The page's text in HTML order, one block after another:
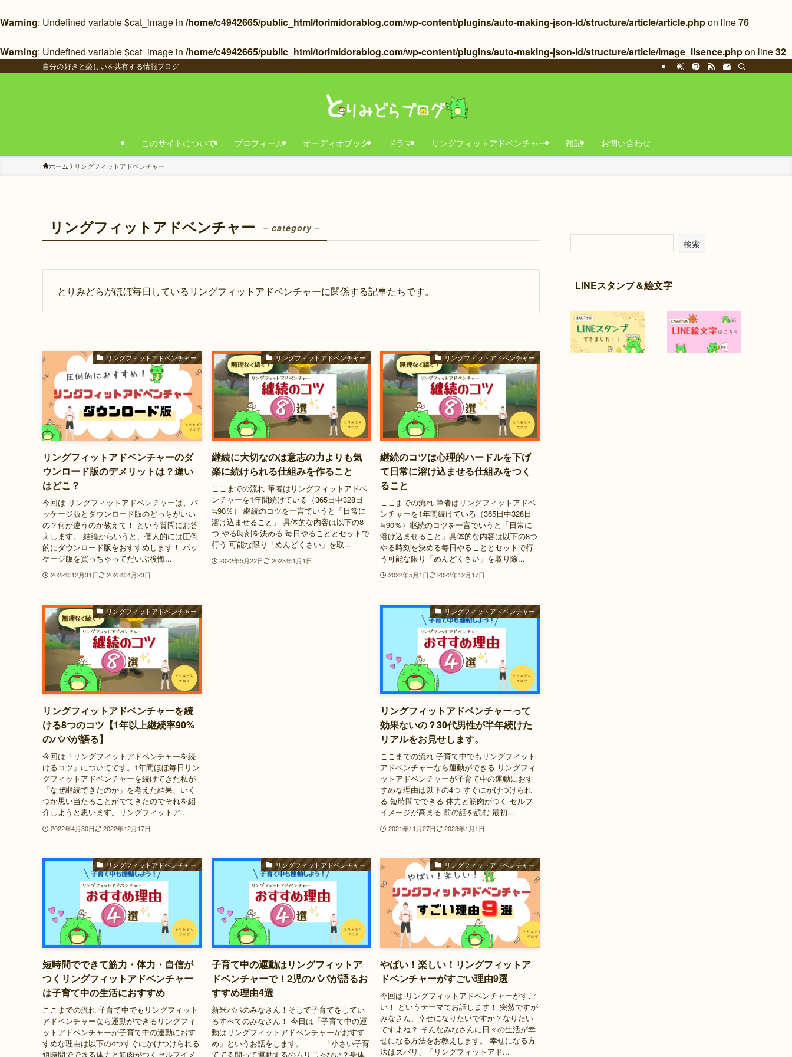
Warning: Undefined variable $cat_image in /home/c4942665/public_html/torimidorablog.com/wp-content/plugins/auto-making-json-ld/structure/article/article.phpon line76
Warning: Undefined variable $cat_image in /home/c4942665/public_html/torimidorablog.com/wp-content/plugins/auto-making-json-ld/structure/article/image_lisence.phpon line32
自分の好きと楽しいを共有する情報ブログ
このサイトについて プロフィール オーディオブック ドラマ リングフィットアドベンチャー 雑記 お問い合わせ
ホーム リングフィットアドベンチャー
リングフィットアドベンチャー – category –
とりみどらがほぼ毎日しているリングフィットアドベンチャーに関係する記事たちです。
リングフィットアドベンチャー
リングフィットアドベンチャーのダ
ウンロード版のデメリットは？違い
はどこ？
今回は リングフィットアドベンチャーは、パ
ッケージ版とダウンロード版のどっちがいい
の？何が違うのか教えて！ という質問にお答
えします。 結論からいうと、個人的には圧倒
的にダウンロード版をおすすめします！ パッ
ケージ版を買っちゃってだいぶ後悔...
2022年12月31日 2023年4月23日
リングフィットアドベンチャー
継続に大切なのは意志の力よりも気
楽に続けられる仕組みを作ること
ここまでの流れ 筆者はリングフィットアドベ
ンチャーを1年間続けている（365日中328日
≒90％） 継続のコツを一言でいうと「日常に
溶け込ませること」 具体的な内容は以下の8
つ やる時刻を決める 毎日やることとセットで
行う 可能な限り「めんどくさい」を取...
2022年5月22日 2023年1月1日
リングフィットアドベンチャー
継続のコツは心理的ハードルを下げ
て日常に溶け込ませる仕組みをつく
ること
ここまでの流れ 筆者はリングフィットアドベ
ンチャーを1年間続けている（365日中328日
≒90％）継続のコツを一言でいうと「日常に
溶け込ませること」具体的な内容は以下の8つ
やる時刻を決める毎日やることとセットで行
う可能な限り「めんどくさい」を取り除...
2022年5月1日 2022年12月17日
リングフィットアドベンチャー
リングフィットアドベンチャーを続
ける8つのコツ【1年以上継続率90%
のパパが語る】
今回は「リングフィットアドベンチャーを続
けるコツ」についてです。1年間ほぼ毎日リン
グフィットアドベンチャーを続けてきた私が
「なぜ継続できたのか」を考えた結果、いく
つか思い当たることがでてきたのでそれを紹
介しようと思います。リングフィットア...
2022年4月30日 2022年12月17日
リングフィットアドベンチャー
リングフィットアドベンチャーって
効果ないの？30代男性が半年続けた
リアルをお見せします。
ここまでの流れ 子育て中でもリングフィット
アドベンチャーなら運動ができる リングフィ
ットアドベンチャーが子育て中の運動におす
すめな理由は以下の4つ すぐにかけつけられ
る 短時間でできる 体力と筋肉がつく セルフ
イメージが高まる 前の話を読む 最初...
2021年11月27日 2023年1月1日
リングフィットアドベンチャー
短時間でできて筋力・体力・自信が
つくリングフィットアドベンチャー
は子育て中の生活におすすめ
ここまでの流れ 子育て中でもリングフィット
アドベンチャーなら運動ができるリングフィ
ットアドベンチャーが子育て中の運動におす
すめな理由は以下の4つすぐにかけつけられる
短時間でできる体力と筋肉がつくセルフイメ
リングフィットアドベンチャー
子育て中の運動はリングフィットア
ドベンチャーで！2児のパパが語るお
すすめ理由4選
新米パパのみなさん！そして子育てをしてい
るすべてのみなさん！ 今日は「子育て中の運
動はリングフィットアドベンチャーがおすす
め」というお話をします。 「小さい子育
ててる間って運動するのムリじゃない？身体
リングフィットアドベンチャー
やばい！楽しい！リングフィットア
ドベンチャーがすごい理由9選
今回は リングフィットアドベンチャーがすご
い！ というテーマでお話します！ 突然ですが
みなさん、幸せになりたいですか？なりたい
ですよね？ そんなみなさんに日々の生活が幸
せになる方法をお教えします。 幸せになる方
法はズバリ、「リングフィットアド...
検索
LINEスタンプ＆絵文字